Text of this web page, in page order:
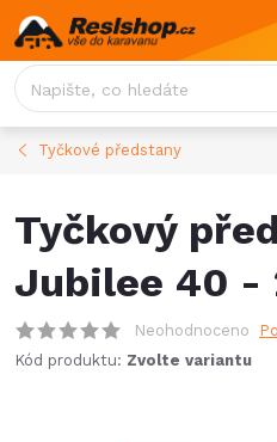
Přejít
na
obsah
Tyčkové předstany
Tyčkový
Jubilee 40 -
Neohodnoceno
Kód produktu: Zvolte variantu